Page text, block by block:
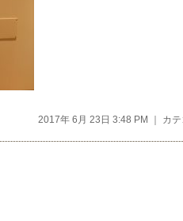
2017年 6月 23日 3:48 PM ｜ カテ